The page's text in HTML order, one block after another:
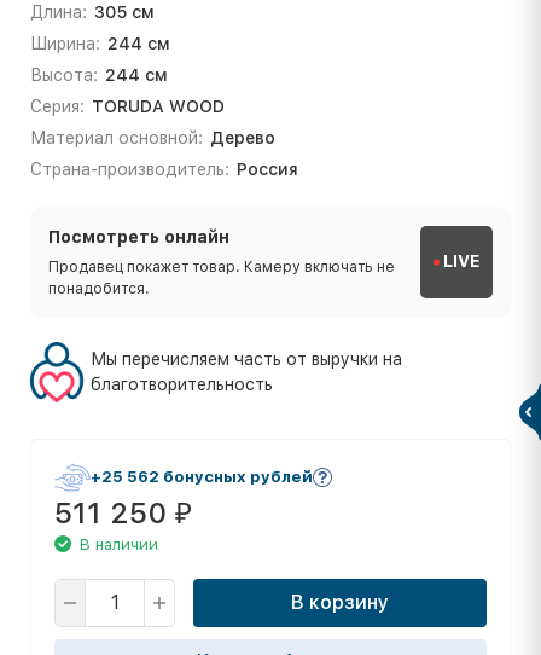
Длина: 305 см
Ширина: 244 см
Высота: 244 см
Серия: TORUDA WOOD
Материал основной: Дерево
Страна-производитель: Россия
Посмотреть онлайн
Продавец покажет товар. Камеру включать не
понадобится.
LIVE
Мы перечисляем часть от выручки на
благотворительность
+25 562 бонусных рублей
511 250 ₽
В наличии
В корзину